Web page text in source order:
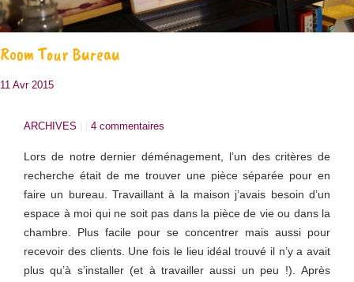
Room Tour Bureau
11 Avr 2015
ARCHIVES 4 commentaires
Lors de notre dernier déménagement, l’un des critères de
recherche était de me trouver une pièce séparée pour en
faire un bureau. Travaillant à la maison j’avais besoin d’un
espace à moi qui ne soit pas dans la pièce de vie ou dans la
chambre. Plus facile pour se concentrer mais aussi pour
recevoir des clients. Une fois le lieu idéal trouvé il n’y a avait
plus qu’à s’installer (et à travailler aussi un peu !). Après